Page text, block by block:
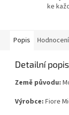
ke
Popis Hodnocení
Detailní
Země původu:
Výrobce: Fiore